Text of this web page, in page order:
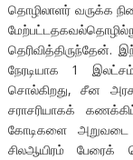
தொழிலாளர் வருக்க
நேரடியாக 1
சொல்கிறது, சீன
சராசரியாகக்
கோடிகளை
சிலஆயிரம் பேரைக்